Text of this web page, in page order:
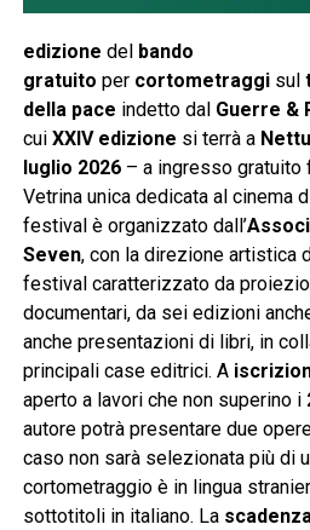
edizione del bando
gratuito per cortometraggisul
della pace indetto dal Guerre &
cui XXIV edizione si terrà a
luglio 2026– a ingresso gratuito
Vetrina unica dedicata al cinema
festival è organizzato dall’
Seven, con la direzione artistica
festival caratterizzato da
documentari, da sei edizioni
anche presentazioni di libri, in
principali case editrici. A
aperto a lavori che non superino i
autore potrà presentare due
caso non sarà selezionata più di
cortometraggio è in lingua
sottotitoli in italiano. La